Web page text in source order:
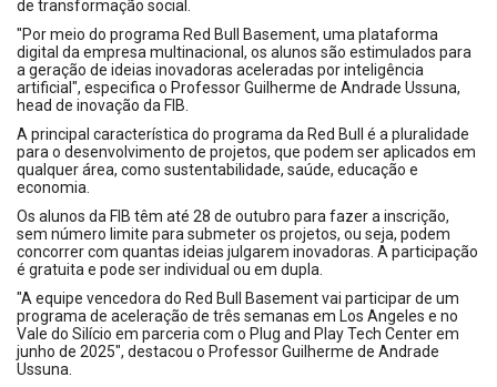
de transformação social.
"Por meio do programa Red Bull Basement, uma plataforma
digital da empresa multinacional, os alunos são estimulados para
a geração de ideias inovadoras aceleradas por inteligência
artificial", especifica o Professor Guilherme de Andrade Ussuna,
head de inovação da FIB.
A principal característica do programa da Red Bull é a pluralidade
para o desenvolvimento de projetos, que podem ser aplicados em
qualquer área, como sustentabilidade, saúde, educação e
economia.
Os alunos da FIB têm até 28 de outubro para fazer a inscrição,
sem número limite para submeter os projetos, ou seja, podem
concorrer com quantas ideias julgarem inovadoras. A participação
é gratuita e pode ser individual ou em dupla.
"A equipe vencedora do Red Bull Basement vai participar de um
programa de aceleração de três semanas em Los Angeles e no
Vale do Silício em parceria com o Plug and Play Tech Center em
junho de 2025", destacou o Professor Guilherme de Andrade
Ussuna.